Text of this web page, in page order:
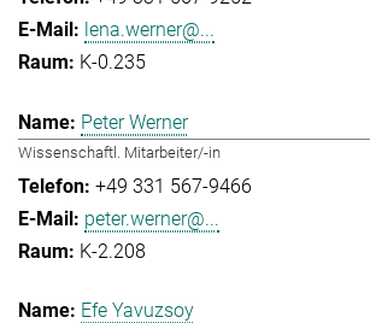
lena.werner@...
K-0.235
Peter Werner
Wissenschaftl. Mitarbeiter/-in
+49 331 567-9466
peter.werner@...
K-2.208
Efe Yavuzsoy